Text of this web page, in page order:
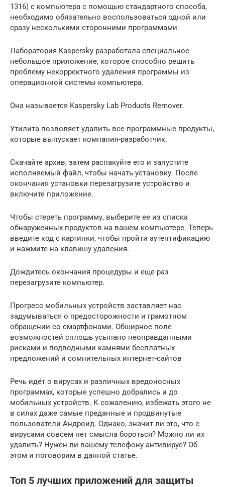
1316) с компьютера с помощью стандартного способа,
необходимо обязательно воспользоваться одной или
сразу несколькими сторонними программами.
Лаборатория Kaspersky разработала специальное
небольшое приложение, которое способно решить
проблему некорректного удаления программы из
операционной системы компьютера.
Она называется Kaspersky Lab Products Remover.
Утилита позволяет удалить все программные продукты,
которые выпускает компания-разработчик.
Скачайте архив, затем распакуйте его и запустите
исполняемый файл, чтобы начать установку. После
окончания установки перезагрузите устройство и
включите приложение.
Чтобы стереть программу, выберите ее из списка
обнаруженных продуктов на вашем компьютере. Теперь
введите код с картинки, чтобы пройти аутентификацию
и нажмите на клавишу удаления.
Дождитесь окончания процедуры и еще раз
перезагрузите компьютер.
Прогресс мобильных устройств заставляет нас
задумываться о предосторожности и грамотном
обращении со смартфонами. Обширное поле
возможностей сплошь усыпано неоправданными
рисками и подводными камнями бесплатных
предложений и сомнительных интернет-сайтов
Речь идёт о вирусах и различных вредоносных
программах, которые успешно добрались и до
мобильных устройств. К сожалению, избежать этого не
в силах даже самые преданные и продвинутые
пользователи Андроид. Однако, значит ли это, что с
вирусами совсем нет смысла бороться? Можно ли их
удалить? Нужен ли вашему телефону антивирус? Об
этом и поговорим в данной статье.
Топ 5 лучших приложений для защиты